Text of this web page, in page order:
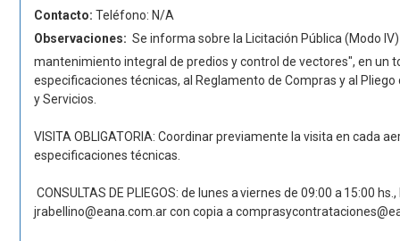
Contacto: Teléfono: N/A
Observaciones: Se informa sobre la Licitación Pública (Modo
mantenimiento integral de predios y control de vectores", en un
especificaciones técnicas, al Reglamento de Compras y al
y Servicios.
VISITA OBLIGATORIA: Coordinar previamente la visita en cada
especificaciones técnicas.
CONSULTAS DE PLIEGOS: de lunes a viernes de 09:00 a 15:00
jrabellino@eana.com.ar con copia a